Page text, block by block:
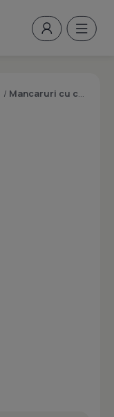
/ Mancaruri cu carne